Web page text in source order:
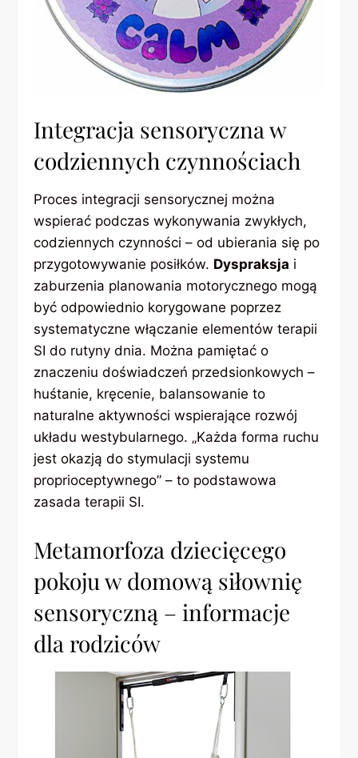
Integracja sensoryczna w
codziennych czynnościach
Proces integracji sensorycznej można
wspierać podczas wykonywania zwykłych,
codziennych czynności – od ubierania się po
przygotowywanie posiłków. Dyspraksja i
zaburzenia planowania motorycznego mogą
być odpowiednio korygowane poprzez
systematyczne włączanie elementów terapii
SI do rutyny dnia. Można pamiętać o
znaczeniu doświadczeń przedsionkowych –
huśtanie, kręcenie, balansowanie to
naturalne aktywności wspierające rozwój
układu westybularnego. „Każda forma ruchu
jest okazją do stymulacji systemu
proprioceptywnego” – to podstawowa
zasada terapii SI.
Metamorfoza dziecięcego
pokoju w domową siłownię
sensoryczną – informacje
dla rodziców